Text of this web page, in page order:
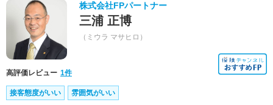
株式会社FPパートナー
三浦 正博
（ミウラ マサヒロ）
高評価レビュー 1件
接客態度がいい 雰囲気がいい